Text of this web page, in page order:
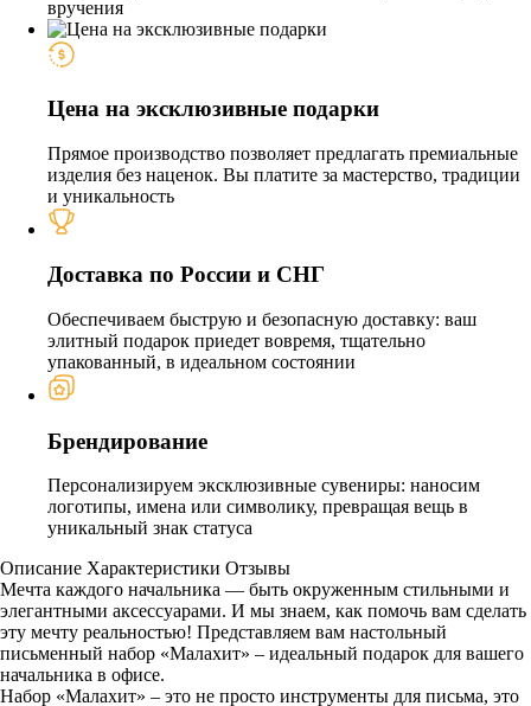
вручения
Цена на эксклюзивные подарки
Прямое производство позволяет предлагать премиальные
изделия без наценок. Вы платите за мастерство, традиции
и уникальность
Доставка по России и СНГ
Обеспечиваем быструю и безопасную доставку: ваш
элитный подарок приедет вовремя, тщательно
упакованный, в идеальном состоянии
Брендирование
Персонализируем эксклюзивные сувениры: наносим
логотипы, имена или символику, превращая вещь в
уникальный знак статуса
Описание Характеристики Отзывы
Мечта каждого начальника — быть окруженным стильными и
элегантными аксессуарами. И мы знаем, как помочь вам сделать
эту мечту реальностью! Представляем вам настольный
письменный набор «Малахит» – идеальный подарок для вашего
начальника в офисе.
Набор «Малахит» – это не просто инструменты для письма, это